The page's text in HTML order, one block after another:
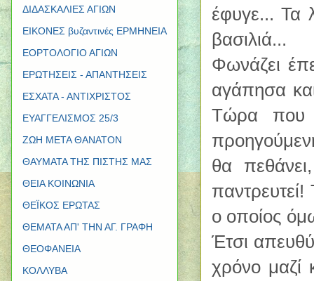
έφυγε... Τα
βασιλιά...
Φωνάζει
αγάπησα
Τώρα που
θα
ο οποίος
Έτσι
χρόνο μαζί
ΔΙΔΑΣΚΑΛΙΕΣ ΑΓΙΩΝ
ΕΙΚΟΝΕΣ βυζαντινές ΕΡΜΗΝΕΙΑ
ΕΟΡΤΟΛΟΓΙΟ ΑΓΙΩΝ
ΕΡΩΤΗΣΕΙΣ - ΑΠΑΝΤΗΣΕΙΣ
ΕΣΧΑΤΑ - ΑΝΤΙΧΡΙΣΤΟΣ
ΕΥΑΓΓΕΛΙΣΜΟΣ 25/3
ΖΩΗ ΜΕΤΑ ΘΑΝΑΤΟΝ
ΘΑΥΜΑΤΑ ΤΗΣ ΠΙΣΤΗΣ ΜΑΣ
ΘΕΙΑ ΚΟΙΝΩΝΙΑ
ΘΕΪΚΟΣ ΕΡΩΤΑΣ
ΘΕΜΑΤΑ ΑΠ' ΤΗΝ ΑΓ. ΓΡΑΦΗ
ΘΕΟΦΑΝΕΙΑ
ΚΟΛΛΥΒΑ